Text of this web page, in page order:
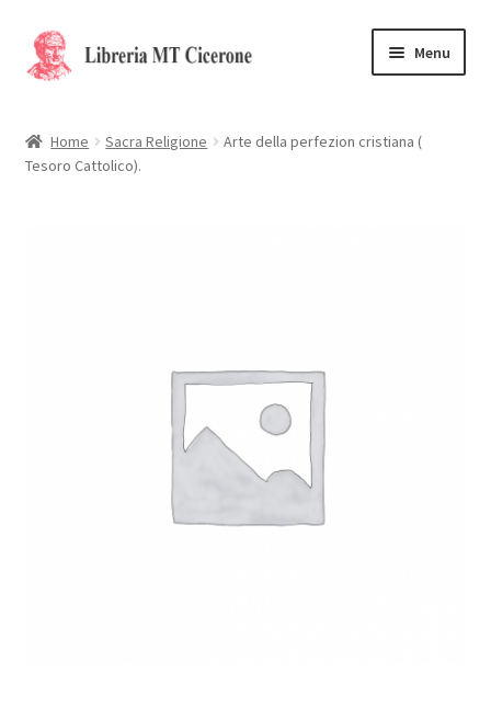
Vai
alla
Vai
al
Menu
Libri rari
Home Sacra Religione
Arte della perfezion cristiana (
Tesoro Cattolico).